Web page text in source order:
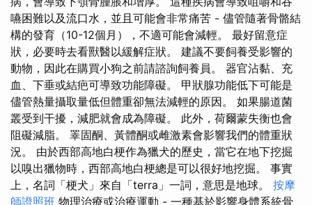
嚥困難以及流口水，並且可能會非常痛苦 - 儘管隨著骨骼結
構的發育（10-12個月），不適可能會減輕。 最好留意症
狀，必要時去看獸醫以緩解症狀。 建議不要飼養受影響的
動物，因此在購買小狗之前請諮詢飼養員。 器官沾黏、充
血、下垂或結疤可導致功能障礙。 甲狀腺功能低下可能是
儘管熱量攝取量低但體重卻無法減輕的原因。 如果腸道菌
叢受到干擾，減肥就會成為障礙。 此外，荷爾蒙失衡也會
阻礙減脂。 睪固酮、黃體酮或雌激素會影響我們的體重狀
況。 由於西部高地白梗作為獵犬的歷史，當它在地下挖掘
以嗅出獵物時，西部高地白梗總是可以很好地挖掘。 事實
上，名詞「梗犬」來自「terra」一詞，意思是地球。 按摩
師證照班 物理治療或治療運動 - 一種基於影響身體系統骨